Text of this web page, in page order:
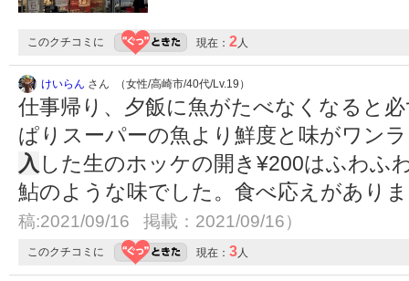
このクチコミに 現在： 2人
けいらん さん （女性/高崎市/40代/Lv.19）
仕事帰り、夕飯に魚がたべなくなると
ぱりスーパーの魚より鮮度と味がワン
入 した生のホッケの開き¥200はふわふ
鮎のような味でした。食べ応えがあり
稿:2021/09/16 掲載：2021/09/16）
このクチコミに 現在： 3人